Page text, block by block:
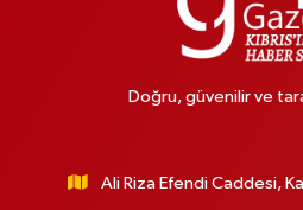
Doğru, güvenilir ve
Ali Riza Efendi Caddesi,